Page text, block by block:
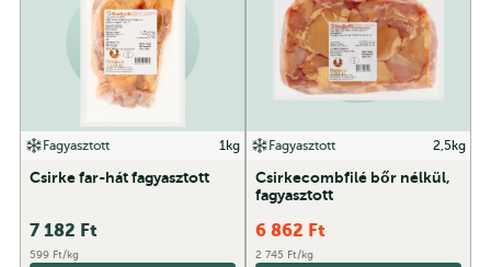
Fagyasztott 1kg
Csirke far-hát fagyasztott
7 182 Ft
599 Ft/kg
Fagyasztott 2,5kg
Csirkecombfilé bőr nélkül,
fagyasztott
6 862 Ft
2 745 Ft/kg